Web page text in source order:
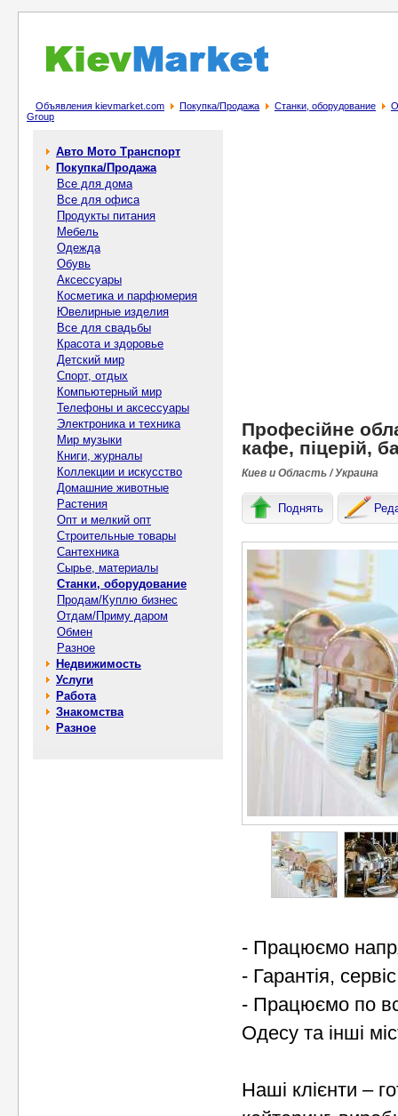
Объявления kievmarket.com Покупка/Продажа Станки, оборудование
Group
Авто Мото Транспорт
Покупка/Продажа
Все для дома
Все для офиса
Продукты питания
Мебель
Одежда
Обувь
Аксессуары
Косметика и парфюмерия
Ювелирные изделия
Все для свадьбы
Красота и здоровье
Детский мир
Спорт, отдых
Компьютерный мир
Телефоны и аксессуары
Электроника и техника
Мир музыки
Книги, журналы
Коллекции и искусство
Домашние животные
Растения
Опт и мелкий опт
Строительные товары
Сантехника
Сырье, материалы
Станки, оборудование
Продам/Куплю бизнес
Отдам/Приму даром
Обмен
Разное
Недвижимость
Услуги
Работа
Знакомства
Разное
Професійне
кафе, піцерій,
Киев и Область / Украина
Поднять
- Працюємо
- Гарантія,
- Працюємо по
Одесу та інші
Наші клієнти –